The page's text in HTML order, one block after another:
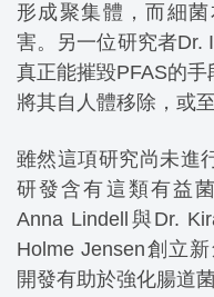
形成聚集體，而細
害。另一位研究者Dr.
真正能摧毀PFAS的
將其自人體移除，或
雖然這項研究尚未進
研發含有這類有益
Anna Lindell與Dr.
Holme Jensen創立
開發有助於強化腸道